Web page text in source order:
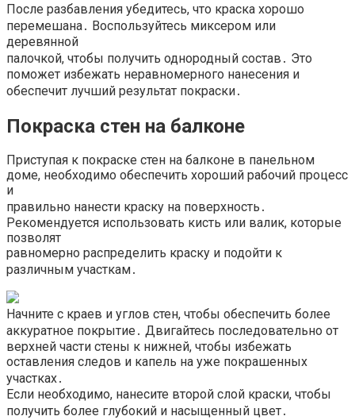
После разбавления убедитесь, что краска хорошо
перемешана․ Воспользуйтесь миксером или
деревянной
палочкой, чтобы получить однородный состав․ Это
поможет избежать неравномерного нанесения и
обеспечит лучший результат покраски․
Покраска стен на балконе
Приступая к покраске стен на балконе в панельном
доме, необходимо обеспечить хороший рабочий процесс
и
правильно нанести краску на поверхность․
Рекомендуется использовать кисть или валик, которые
позволят
равномерно распределить краску и подойти к
различным участкам․
Начните с краев и углов стен, чтобы обеспечить более
аккуратное покрытие․ Двигайтесь последовательно от
верхней части стены к нижней, чтобы избежать
оставления следов и капель на уже покрашенных
участках․
Если необходимо, нанесите второй слой краски, чтобы
получить более глубокий и насыщенный цвет․